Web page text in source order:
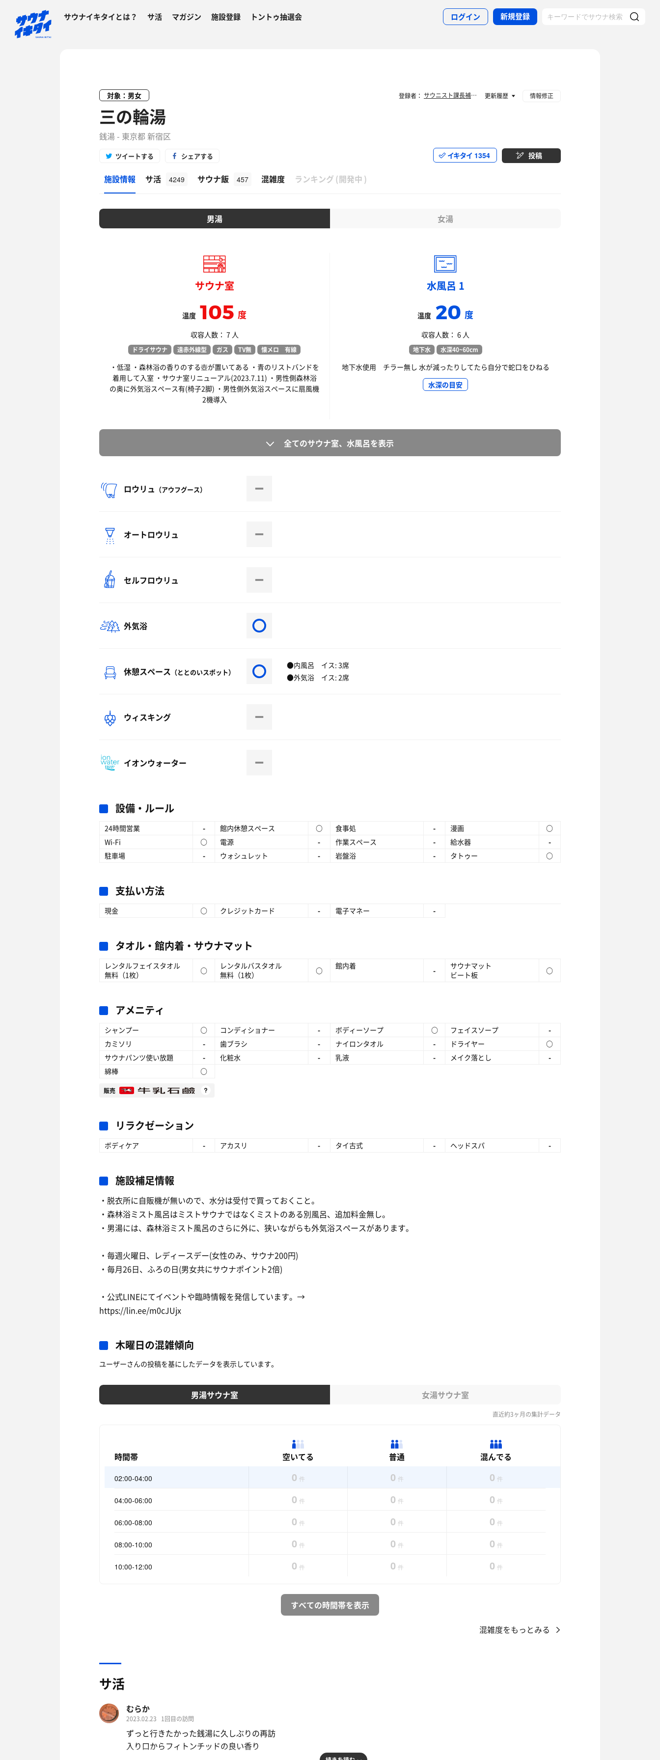
サウナイキタイとは？ サ活 マガジン 施設登録 トントゥ抽選会 ログイン 新規登録
対象：男女
三の輪湯
銭湯 - 東京都 新宿区
ツイートする シェアする イキタイ 1354 投稿
施設情報 サ活 4249 サウナ飯 457 混雑度 ランキング (開発中 )
男湯 女湯
サウナ室
温度 105度
収容人数： 7 人
ドライサウナ 遠赤外線型 ガス TV無 懐メロ 有線
・低湿 ・森林浴の香りのする壺が置いてある ・青のリストバンドを
着用して入室 ・サウナ室リニューアル(2023.7.11) ・男性側森林浴
の奥に外気浴スペース有(椅子2脚) ・男性側外気浴スペースに扇風機
2機導入
水風呂 1
温度 20度
収容人数： 6 人
地下水 水深40~60cm
地下水使用 チラー無し 水が減ったりしてたら自分で蛇口をひねる
水深の目安
全てのサウナ室、水風呂を表示
ロウリュ （アウフグース）
オートロウリュ
セルフロウリュ
外気浴
休憩スペース （ととのいスポット）
●内風呂 イス: 3席
●外気浴 イス: 2席
ウィスキング
イオンウォーター
設備・ルール
24時間営業 - 館内休憩スペース ○ 食事処 - 漫画
○
Wi-Fi
○ 電源 - 作業スペース - 給水器
-
駐車場
- ウォシュレット - 岩盤浴 - タトゥー ○
支払い方法
現金 ○ クレジットカード - 電子マネー -
タオル・館内着・サウナマット
レンタルフェイスタオル
無料（1枚）
○
レンタルバスタオル
無料（1枚）
○ 館内着 -
サウナマット
ビート板
○
アメニティ
シャンプー ○ コンディショナー - ボディーソープ ○ フェイスソープ
-
カミソリ
- 歯ブラシ - ナイロンタオル - ドライヤー
○
サウナパンツ使い放題
- 化粧水 - 乳液 - メイク落とし
-
綿棒
○
販売
リラクゼーション
ボディケア - アカスリ - タイ古式 - ヘッドスパ -
施設補足情報
・脱衣所に自販機が無いので、水分は受付で買っておくこと。
・森林浴ミスト風呂はミストサウナではなくミストのある別風呂、追加料金無し。
・男湯には、森林浴ミスト風呂のさらに外に、狭いながらも外気浴スペースがあります。
・毎週火曜日、レディースデー(女性のみ、サウナ200円)
・毎月26日、ふろの日(男女共にサウナポイント2倍)
・公式LINEにてイベントや臨時情報を発信しています。→
https://lin.ee/m0cJUjx
木曜日の混雑傾向
ユーザーさんの投稿を基にしたデータを表示しています。
男湯サウナ室 女湯サウナ室
直近約3ヶ月の集計データ
時間帯 空いてる 普通 混んでる
02:00-04:00 0 件 0 件 0 件
04:00-06:00 0 件 0 件 0 件
06:00-08:00 0 件 0 件 0 件
08:00-10:00 0 件 0 件 0 件
10:00-12:00 0 件 0 件 0 件
すべての時間帯を表示
混雑度をもっとみる
サ活
むらか
2023.02.23 1回目の訪問
ずっと行きたかった銭湯に久しぶりの再訪
入り口からフィトンチッドの良い香り
登録者： サウニスト課長補佐代理見習い 更新履歴 情報修正